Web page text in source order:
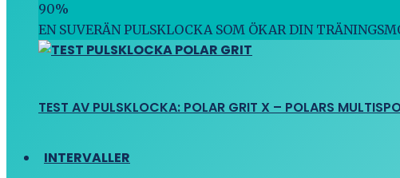
90%
EN SUVERÄN PULSKLOCKA SOM ÖKAR DIN
TEST AV PULSKLOCKA: POLAR GRIT X – POLARS
INTERVALLER